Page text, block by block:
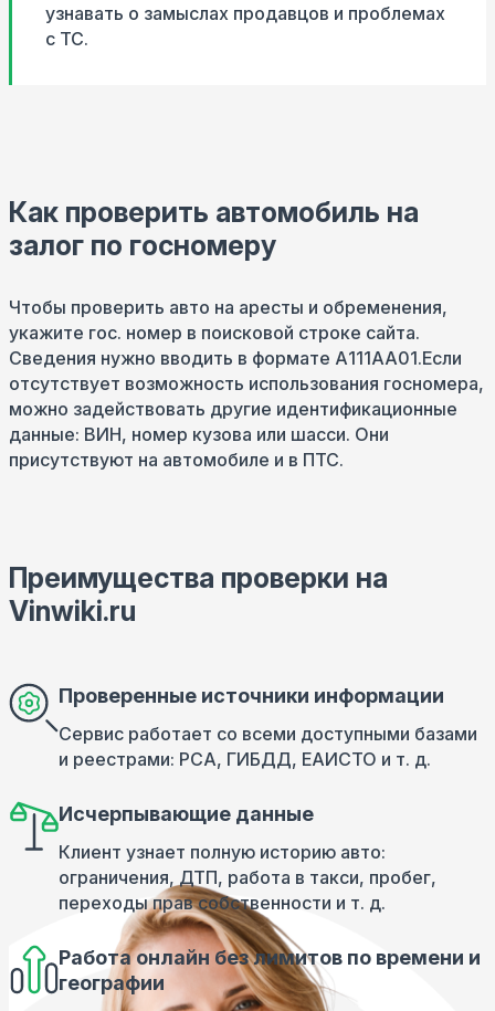
узнавать о замыслах продавцов и проблемах
с ТС.
Как проверить автомобиль на
залог по госномеру
Чтобы проверить авто на аресты и обременения,
укажите гос. номер в поисковой строке сайта.
Сведения нужно вводить в формате А111АА01.Если
отсутствует возможность использования госномера,
можно задействовать другие идентификационные
данные: ВИН, номер кузова или шасси. Они
присутствуют на автомобиле и в ПТС.
Преимущества проверки на
Vinwiki.ru
Проверенные источники информации
Сервис работает со всеми доступными базами
и реестрами: РСА, ГИБДД, ЕАИСТО и т. д.
Исчерпывающие данные
Клиент узнает полную историю авто:
ограничения, ДТП, работа в такси, пробег,
переходы прав собственности и т. д.
Работа онлайн без лимитов по времени и
географии